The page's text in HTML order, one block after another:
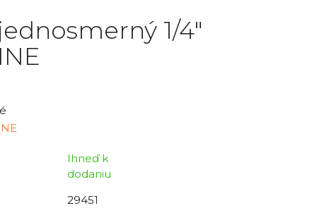
1/4"
Ihneď k
dodaniu
29451